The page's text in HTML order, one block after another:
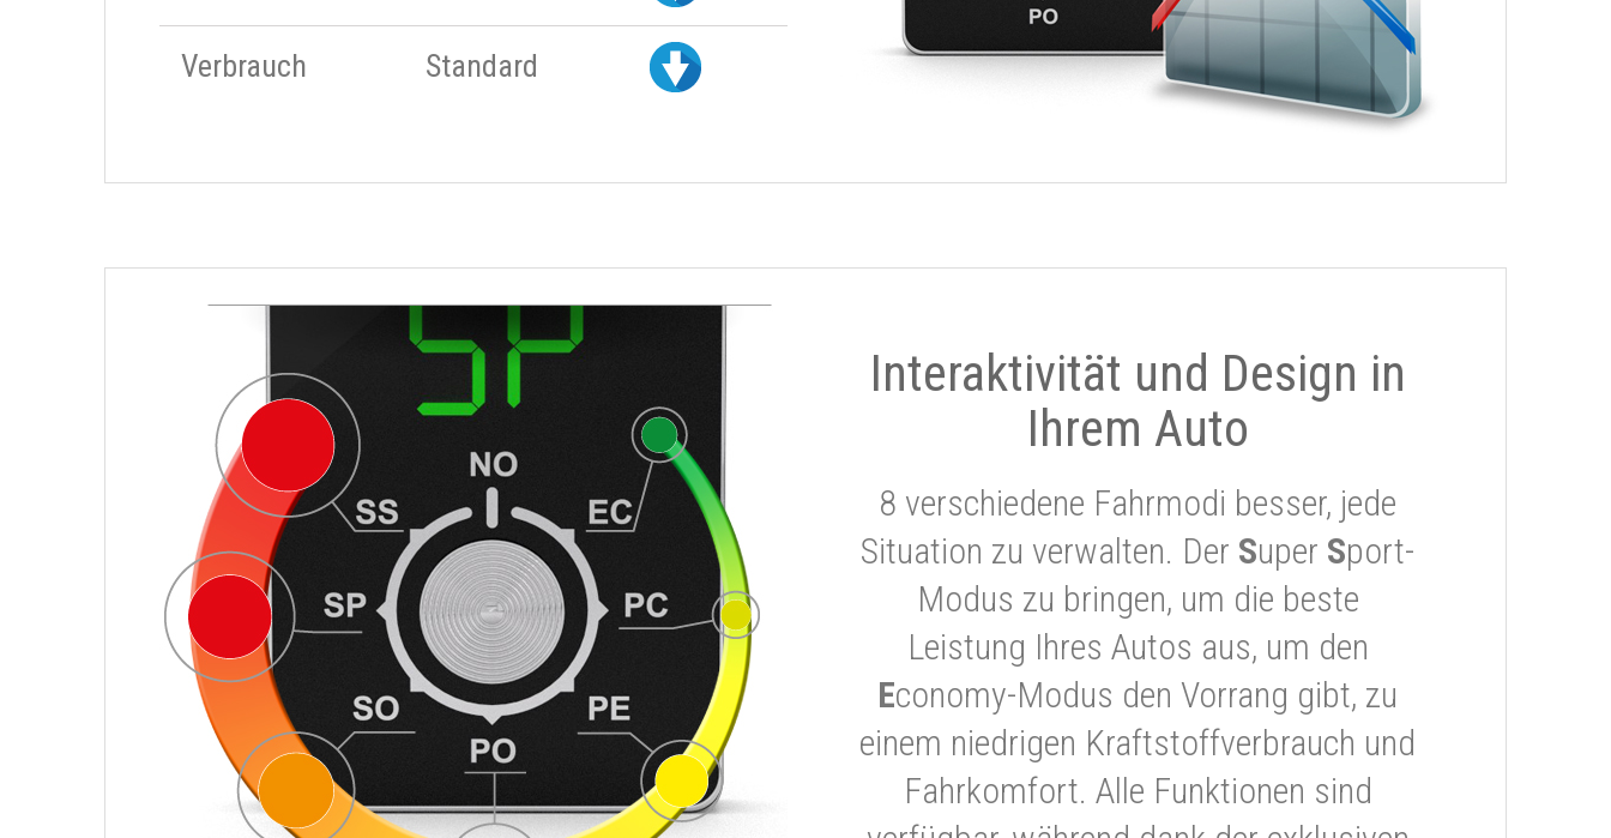
Verbrauch Standard
Interaktivität und Design in
Ihrem Auto
8 verschiedene Fahrmodi besser, jede
Situation zu verwalten. Der Super Sport-
Modus zu bringen, um die beste
Leistung Ihres Autos aus, um den
Economy-Modus den Vorrang gibt, zu
einem niedrigen Kraftstoffverbrauch und
Fahrkomfort. Alle Funktionen sind